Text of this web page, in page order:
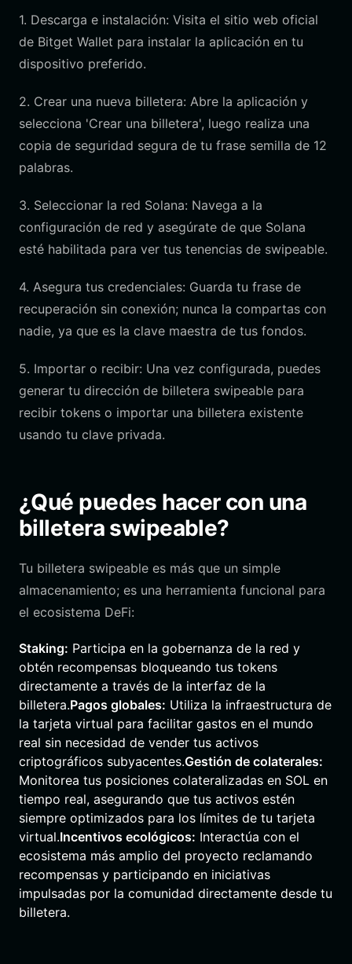
1. Descarga e instalación: Visita el sitio web oficial
de Bitget Wallet para instalar la aplicación en tu
dispositivo preferido.
2. Crear una nueva billetera: Abre la aplicación y
selecciona 'Crear una billetera', luego realiza una
copia de seguridad segura de tu frase semilla de 12
palabras.
3. Seleccionar la red Solana: Navega a la
configuración de red y asegúrate de que Solana
esté habilitada para ver tus tenencias de swipeable.
4. Asegura tus credenciales: Guarda tu frase de
recuperación sin conexión; nunca la compartas con
nadie, ya que es la clave maestra de tus fondos.
5. Importar o recibir: Una vez configurada, puedes
generar tu dirección de billetera swipeable para
recibir tokens o importar una billetera existente
usando tu clave privada.
¿Qué puedes hacer con una
billetera swipeable?
Tu billetera swipeable es más que un simple
almacenamiento; es una herramienta funcional para
el ecosistema DeFi:
Staking: Participa en la gobernanza de la red y
obtén recompensas bloqueando tus tokens
directamente a través de la interfaz de la
billetera.Pagos globales: Utiliza la infraestructura de
la tarjeta virtual para facilitar gastos en el mundo
real sin necesidad de vender tus activos
criptográficos subyacentes.Gestión de colaterales:
Monitorea tus posiciones colateralizadas en SOL en
tiempo real, asegurando que tus activos estén
siempre optimizados para los límites de tu tarjeta
virtual.Incentivos ecológicos: Interactúa con el
ecosistema más amplio del proyecto reclamando
recompensas y participando en iniciativas
impulsadas por la comunidad directamente desde tu
billetera.